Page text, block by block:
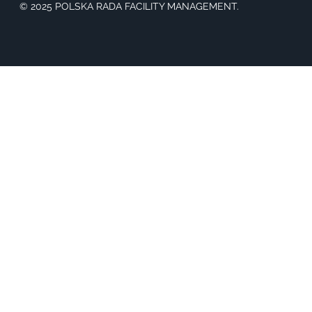
© 2025 POLSKA RADA FACILITY MANAGEMENT.